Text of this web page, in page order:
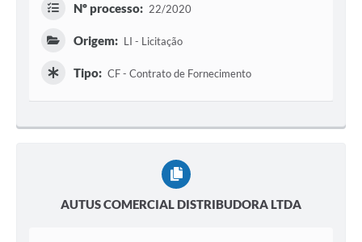
Nº processo: 22/2020
Origem: LI - Licitação
Tipo: CF - Contrato de Fornecimento
AUTUS COMERCIAL DISTRIBUDORA LTDA